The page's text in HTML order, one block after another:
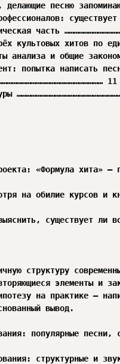
песню
часть
культовых хитов по
анализа и общие
попытка написать
11
«Формула хита» —
на обилие курсов и
существует ли
структуру
элементы и
на практике —
вывод.
популярные песни,
структурные и